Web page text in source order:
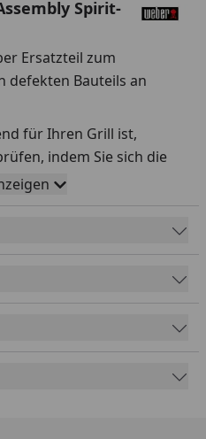
Spirit-
Ersatzteil zum
defekten Bauteils an
für Ihren Grill ist,
indem Sie sich die
Grills anschauen und dort
Grillgeräts kommen Sie
Explosionszeichnung.
wo Sie die
Sie bitteHIER.